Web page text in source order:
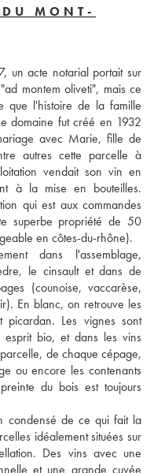
MONT-
un acte notarial portait sur
montem oliveti", mais ce
que l'histoire de la famille
domaine fut créé en 1932
avec Marie, fille de
autres cette parcelle à
vendait son vin en
à la mise en bouteilles.
qui est aux commandes
superbe propriété de 50
en côtes-du-rhône).
dans l'assemblage,
le cinsault et dans de
(counoise, vaccarèse,
En blanc, on retrouve les
Les vignes sont
esprit bio, et dans les vins
de chaque cépage,
ou encore les contenants
du bois est toujours
condensé de ce qui fait la
idéalement situées sur
Des vins avec une
et une grande cuvée